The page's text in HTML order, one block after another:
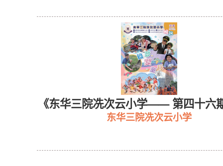
《东华三院冼次云小学—— 第四十六
东华三院冼次云小学